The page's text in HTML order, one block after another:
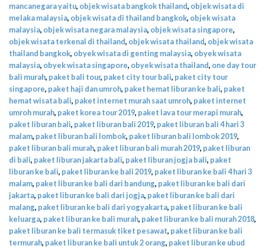
mancanegara yaitu, objek wisata bangkok thailand, objek wisata di
melaka malaysia, objek wisata di thailand bangkok, objek wisata
malaysia, objek wisata negara malaysia, objek wisata singapore,
objek wisata terkenal di thailand, objek wisata thailand, objek wisata
thailand bangkok, obyek wisata di genting malaysia, obyek wisata
malaysia, obyek wisata singapore, obyek wisata thailand, one day tour
bali murah, paket bali tour, paket city tour bali, paket city tour
singapore, paket haji dan umroh, paket hemat liburan ke bali, paket
hemat wisata bali, paket internet murah saat umroh, paket internet
umroh murah, paket korea tour 2019, paket lava tour merapi murah,
paket liburan bali, paket liburan bali 2019, paket liburan bali 4 hari 3
malam, paket liburan bali lombok, paket liburan bali lombok 2019,
paket liburan bali murah, paket liburan bali murah 2019, paket liburan
di bali, paket liburan jakarta bali, paket liburan jogja bali, paket
liburan ke bali, paket liburan ke bali 2019, paket liburan ke bali 4 hari 3
malam, paket liburan ke bali dari bandung, paket liburan ke bali dari
jakarta, paket liburan ke bali dari jogja, paket liburan ke bali dari
malang, paket liburan ke bali dari yogyakarta, paket liburan ke bali
keluarga, paket liburan ke bali murah, paket liburan ke bali murah 2018,
paket liburan ke bali termasuk tiket pesawat, paket liburan ke bali
termurah, paket liburan ke bali untuk 2 orang, paket liburan ke ubud